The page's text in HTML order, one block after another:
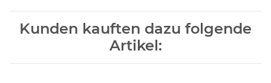
Kunden kauften dazu folgende
Artikel: